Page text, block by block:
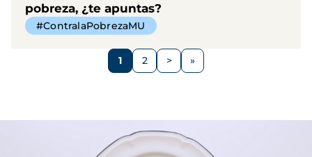
pobreza, ¿te apuntas?
#ContralaPobrezaMU
Página
1 Página
2
Siguiente
>